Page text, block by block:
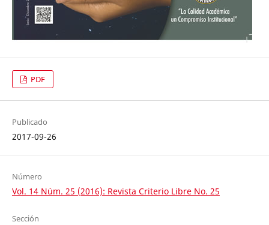
PDF
Publicado
2017-09-26
Número
Vol. 14 Núm. 25 (2016): Revista Criterio Libre No. 25
Sección